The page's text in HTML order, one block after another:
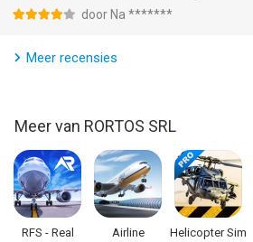
iPad en iPod touch met iOS versie 13.0
Informatie voor Extreme Landingsis het
Aug om 04:57.
door Na *******
Meer recensies
Meer van RORTOS SRL
RFS - Real
Airline
Helicopter Sim